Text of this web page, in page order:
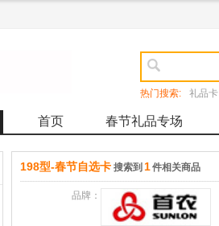

热门搜索: 礼品卡
首页 春节礼品专场
198型-春节自选卡 搜索到 1件相关商品
品牌：